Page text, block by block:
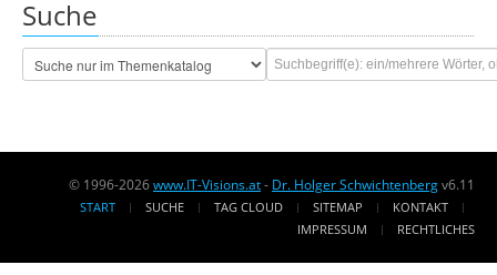
Suche
© 1996-2026www.IT-Visions.at- Dr. Holger Schwichtenbergv6.11
START SUCHE TAG CLOUD SITEMAP
KONTAKT
IMPRESSUM
RECHTLICHES